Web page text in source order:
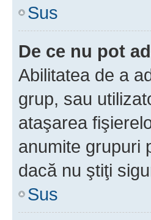
Sus
De ce nu pot
Abilitatea de a
grup, sau
ataşarea
anumite grupuri
dacă nu ştiţi
Sus